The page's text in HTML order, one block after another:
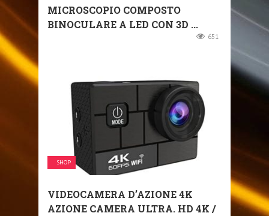
MICROSCOPIO COMPOSTO
BINOCULARE A LED CON 3D ...
651
SHOP
VIDEOCAMERA D’AZIONE 4K
AZIONE CAMERA ULTRA. HD 4K /